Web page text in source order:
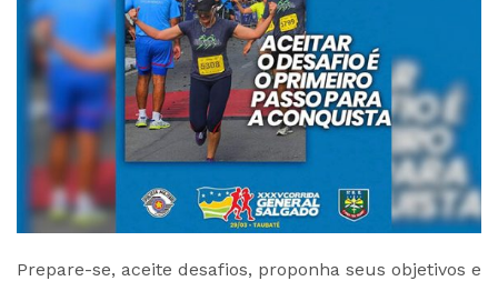
Prepare-se, aceite desafios, proponha seus objetivos e